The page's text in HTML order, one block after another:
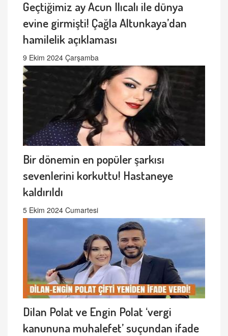
Geçtiğimiz ay Acun Ilıcalı ile dünya
evine girmişti! Çağla Altunkaya’dan
hamilelik açıklaması
9 Ekim 2024 Çarşamba
Bir dönemin en popüler şarkısı
sevenlerini korkuttu! Hastaneye
kaldırıldı
5 Ekim 2024 Cumartesi
Dilan Polat ve Engin Polat ‘vergi
kanununa muhalefet’ suçundan ifade